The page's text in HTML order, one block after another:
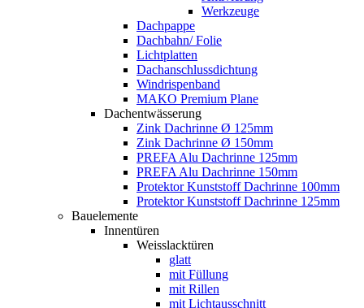
Werkzeuge
Dachpappe
Dachbahn/ Folie
Lichtplatten
Dachanschlussdichtung
Windrispenband
MAKO Premium Plane
Dachentwässerung
Zink Dachrinne Ø 125mm
Zink Dachrinne Ø 150mm
PREFA Alu Dachrinne 125mm
PREFA Alu Dachrinne 150mm
Protektor Kunststoff Dachrinne 100mm
Protektor Kunststoff Dachrinne 125mm
Bauelemente
Innentüren
Weisslacktüren
glatt
mit Füllung
mit Rillen
mit Lichtausschnitt